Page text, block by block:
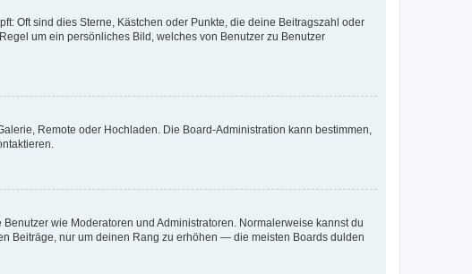
Oft sind dies Sterne, Kästchen oder Punkte, die deine Beitragszahl oder
um ein persönliches Bild, welches von Benutzer zu Benutzer
Remote oder Hochladen. Die Board-Administration kann bestimmen,
wie Moderatoren und Administratoren. Normalerweise kannst du
Beiträge, nur um deinen Rang zu erhöhen — die meisten Boards dulden